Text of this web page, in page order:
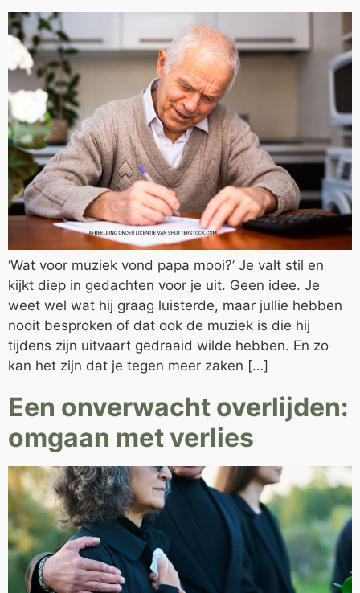
‘Wat voor muziek vond papa mooi?’ Je valt stil en
kijkt diep in gedachten voor je uit. Geen idee. Je
weet wel wat hij graag luisterde, maar jullie hebben
nooit besproken of dat ook de muziek is die hij
tijdens zijn uitvaart gedraaid wilde hebben. En zo
kan het zijn dat je tegen meer zaken […]
Een onverwacht overlijden:
omgaan met verlies